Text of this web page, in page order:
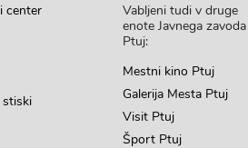
center
stiski
Vabljeni tudi v druge
enote Javnega zavoda
Ptuj:
Mestni kino Ptuj
Galerija Mesta Ptuj
Visit Ptuj
Šport Ptuj